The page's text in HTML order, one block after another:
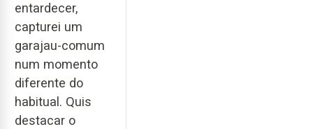
entardecer,
capturei um
garajau-comum
num momento
diferente do
habitual. Quis
destacar o